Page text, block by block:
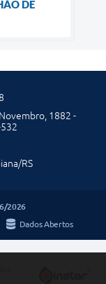
DE
1882 -
RS
2026
Dados Abertos